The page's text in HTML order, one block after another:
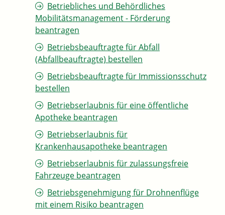
Betriebliches und Behördliches
Mobilitätsmanagement - Förderung
beantragen
Betriebsbeauftragte für Abfall
(Abfallbeauftragte) bestellen
Betriebsbeauftragte für Immissionsschutz
bestellen
Betriebserlaubnis für eine öffentliche
Apotheke beantragen
Betriebserlaubnis für
Krankenhausapotheke beantragen
Betriebserlaubnis für zulassungsfreie
Fahrzeuge beantragen
Betriebsgenehmigung für Drohnenflüge
mit einem Risiko beantragen